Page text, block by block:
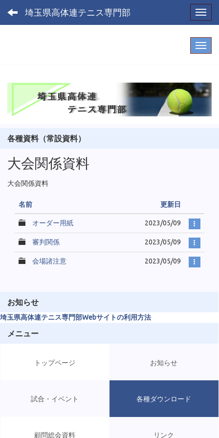
埼玉県高体連テニス専門部
各種資料（常設資料）
大会関係資料
大会関係資料
名前 更新日
オーダー用紙 2023/05/09
審判関係 2023/05/09
会場諸注意 2023/05/09
お知らせ
埼玉県高体連テニス専門部Webサイトの利用方法
メニュー
トップページ お知らせ
試合・イベント 各種ダウンロード
顧問総会資料 リンク